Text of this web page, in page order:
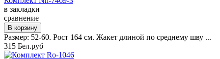
в закладки
сравнение
Размер: 52-60. Рост 164 см. Жакет длиной по среднему шву ...
315 Бел.руб